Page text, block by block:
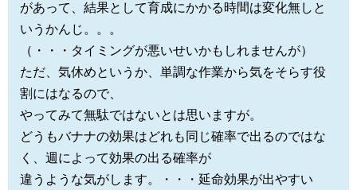
があって、結果として育成にかかる時間は変化無しと
いうかんじ。。。
（・・・タイミングが悪いせいかもしれませんが）
ただ、気休めというか、単調な作業から気をそらす役
割にはなるので、
やってみて無駄ではないとは思いますが。
どうもバナナの効果はどれも同じ確率で出るのではな
く、週によって効果の出る確率が
違うような気がします。・・・延命効果が出やすい